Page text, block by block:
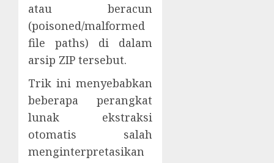
atau beracun
(poisoned/malformed
file paths) di dalam
arsip ZIP tersebut.
Trik ini menyebabkan
beberapa perangkat
lunak ekstraksi
otomatis salah
menginterpretasikan